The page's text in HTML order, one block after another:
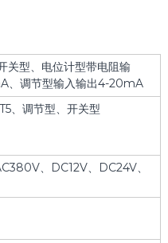
关型、电位计型带电阻输
、调节型输入输出4-20mA
、调节型、开关型
、DC12V、DC24V、